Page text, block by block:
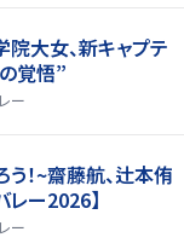
院大女、新キャプテ
覚悟”
ー
！~齋藤航、辻本侑
ー2026】
ー